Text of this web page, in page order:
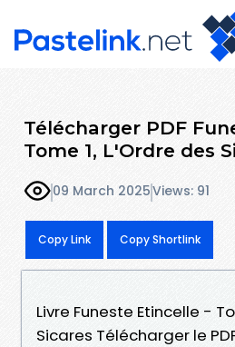
Télécharger PDF
Tome 1, L'Ordre des
09 March 2025Views: 91
Copy Link Copy Shortlink
Livre Funeste Etincelle -
Sicares Télécharger le